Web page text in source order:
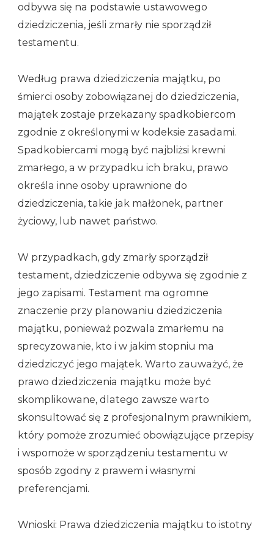
odbywa się na podstawie ustawowego
dziedziczenia, jeśli zmarły nie sporządził
testamentu.
Według prawa dziedziczenia majątku, po
śmierci osoby zobowiązanej do dziedziczenia,
majątek zostaje przekazany spadkobiercom
zgodnie z określonymi w kodeksie zasadami.
Spadkobiercami mogą być najbliżsi krewni
zmarłego, a w przypadku ich braku, prawo
określa inne osoby uprawnione do
dziedziczenia, takie jak małżonek, partner
życiowy, lub nawet państwo.
W przypadkach, gdy zmarły sporządził
testament, dziedziczenie odbywa się zgodnie z
jego zapisami. Testament ma ogromne
znaczenie przy planowaniu dziedziczenia
majątku, ponieważ pozwala zmarłemu na
sprecyzowanie, kto i w jakim stopniu ma
dziedziczyć jego majątek. Warto zauważyć, że
prawo dziedziczenia majątku może być
skomplikowane, dlatego zawsze warto
skonsultować się z profesjonalnym prawnikiem,
który pomoże zrozumieć obowiązujące przepisy
i wspomoże w sporządzeniu testamentu w
sposób zgodny z prawem i własnymi
preferencjami.
Wnioski: Prawa dziedziczenia majątku to istotny